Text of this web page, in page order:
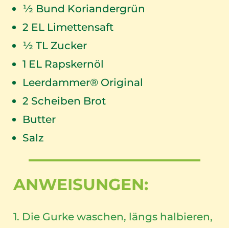
½ Bund Koriandergrün
2 EL Limettensaft
½ TL Zucker
1 EL Rapskernöl
Leerdammer® Original
2 Scheiben Brot
Butter
Salz
ANWEISUNGEN:
1. Die Gurke waschen, längs halbieren,